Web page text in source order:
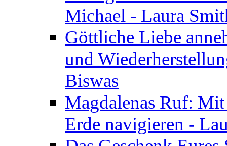
Michael - Laura
Göttliche Liebe
und
Biswas
Magdalenas Ruf:
Erde navigieren -